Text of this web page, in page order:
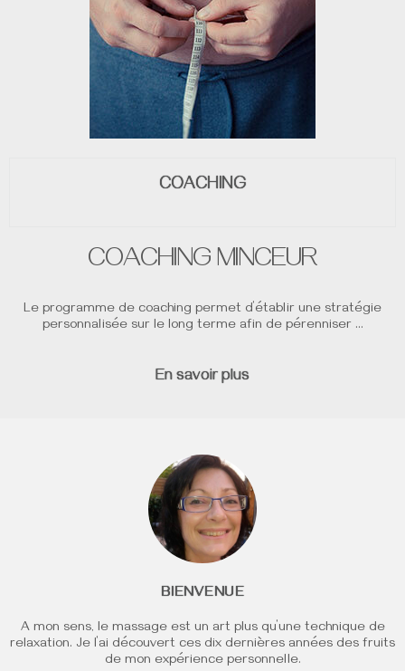
COACHING
COACHING MINCEUR
Le programme de coaching permet d’établir une stratégie
personnalisée sur le long terme afin de pérenniser …
En savoir plus
BIENVENUE
A mon sens, le massage est un art plus qu’une technique de
relaxation. Je l’ai découvert ces dix dernières années des fruits
de mon expérience personnelle.